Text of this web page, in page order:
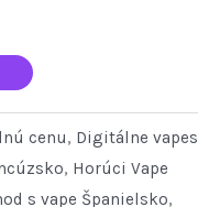
cenu, Digitálne vapes
, Horúci Vape
s vape Španielsko,